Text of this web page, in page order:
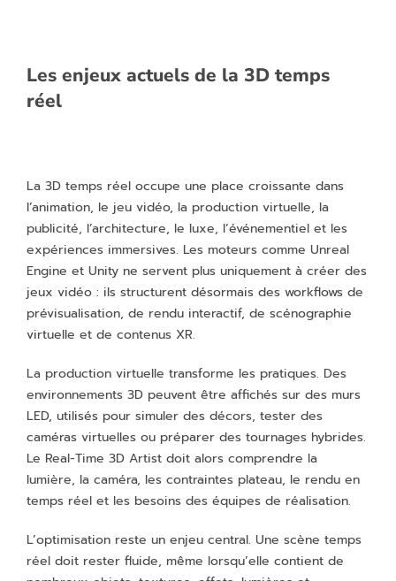
Les enjeux actuels de la 3D temps
réel
La 3D temps réel occupe une place croissante dans
l’animation, le jeu vidéo, la production virtuelle, la
publicité, l’architecture, le luxe, l’événementiel et les
expériences immersives. Les moteurs comme Unreal
Engine et Unity ne servent plus uniquement à créer des
jeux vidéo : ils structurent désormais des workflows de
prévisualisation, de rendu interactif, de scénographie
virtuelle et de contenus XR.
La production virtuelle transforme les pratiques. Des
environnements 3D peuvent être affichés sur des murs
LED, utilisés pour simuler des décors, tester des
caméras virtuelles ou préparer des tournages hybrides.
Le Real-Time 3D Artist doit alors comprendre la
lumière, la caméra, les contraintes plateau, le rendu en
temps réel et les besoins des équipes de réalisation.
L’optimisation reste un enjeu central. Une scène temps
réel doit rester fluide, même lorsqu’elle contient de